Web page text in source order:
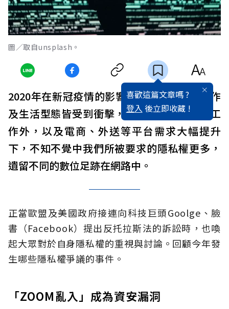
圖／取自unsplash。
喜歡這篇文章嗎 ?
登入 後立即收藏 !
2020年在新冠疫情的影響下，使得我們的工作
及生活型態皆受到衝擊，企業開始採取遠端工
作外，以及電商、外送等平台需求大幅提升
下，不知不覺中我們所被要求的隱私權更多，
遺留不同的數位足跡在網路中。
正當歐盟及美國政府接連向科技巨頭Goolge、臉
書（Facebook）提出反托拉斯法的訴訟時，也喚
起大眾對於自身隱私權的重視與討論。回顧今年發
生哪些隱私權爭議的事件。
「ZOOM亂入」成為資安漏洞